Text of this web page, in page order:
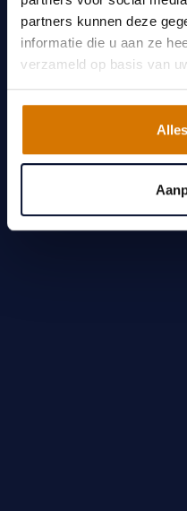
partners kunnen deze
informatie die u aan ze
verzameld op basis van
Vraag meer